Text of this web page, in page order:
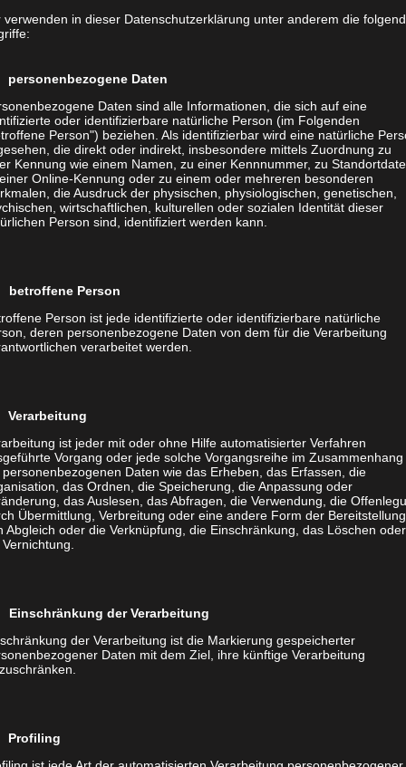
stattfindet, schützt Sie das nicht vor gutem
von Ihrer Seite aus nicht mehr viel
Tipps mögen Ihnen vielleicht selbstverständlich
dass das nicht für jeden so ist. Wichtig ist auch,
Teilnehmer nicht als unausweichliches und
eine negative “Note” erhalten könnte, sondern
Einschränkungen in Kontakt zu kommen
aus dem Home Office abhalten, sollten Sie Ihren
(z. B. von kleinen Kindern oder
Schalten Sie zudem Ihr Handy auf stumm
Bescheid geben. Wichtig ist vor allem, dass
wird.
ja, das gilt auch für Online Besprechungen.
verwenden in dieser Datenschutzerklärung unter anderem die
Daten
Daten sind alle Informationen, die sich auf eine
oder identifizierbare natürliche Person (im Folgenden
Person") beziehen. Als identifizierbar wird eine natürliche
die direkt oder indirekt, insbesondere mittels Zuordnung zu
Kennung wie einem Namen, zu einer Kennnummer, zu
Online-Kennung oder zu einem oder mehreren besonderen
die Ausdruck der physischen, physiologischen, genetischen,
wirtschaftlichen, kulturellen oder sozialen Identität dieser
Person sind, identifiziert werden kann.
Person
Person ist jede identifizierte oder identifizierbare natürliche
deren personenbezogene Daten von dem für die Verarbeitung
verarbeitet werden.
ist jeder mit oder ohne Hilfe automatisierter Verfahren
Vorgang oder jede solche Vorgangsreihe im Zusammenhang
personenbezogenen Daten wie das Erheben, das Erfassen, die
das Ordnen, die Speicherung, die Anpassung oder
das Auslesen, das Abfragen, die Verwendung, die
Übermittlung, Verbreitung oder eine andere Form der
Abgleich oder die Verknüpfung, die Einschränkung, das Löschen oder
der Verarbeitung
der Verarbeitung ist die Markierung gespeicherter
Daten mit dem Ziel, ihre künftige Verarbeitung